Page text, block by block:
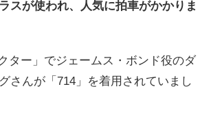
スが使われ、人気に拍車がかかりま
ター」でジェームス・ボンド役のダ
さんが「714」を着用されていまし